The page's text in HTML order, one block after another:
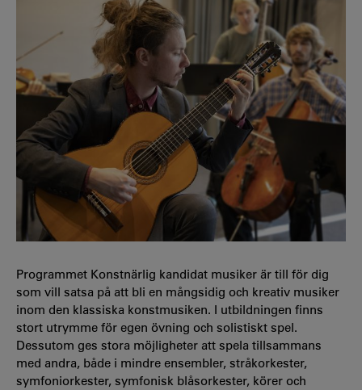
Programmet Konstnärlig kandidat musiker är till för dig
som vill satsa på att bli en mångsidig och kreativ musiker
inom den klassiska konstmusiken. I utbildningen finns
stort utrymme för egen övning och solistiskt spel.
Dessutom ges stora möjligheter att spela tillsammans
med andra, både i mindre ensembler, stråkorkester,
symfoniorkester, symfonisk blåsorkester, körer och